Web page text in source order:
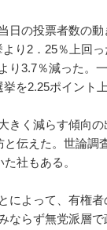
日の投票者数の
り2．25％上回
り3.7％減った。
を2.25ポイント
きく減らす傾向
伝えた。世論調
社もある。
によって、有権
ならず無党派層